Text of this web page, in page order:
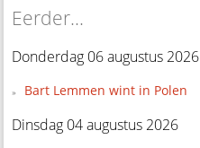
Eerder...
Donderdag 06 augustus 2026
Bart Lemmen wint in Polen
Dinsdag 04 augustus 2026